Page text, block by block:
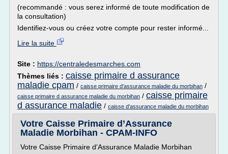
(recommandé : vous serez informé de toute modification de
la consultation)
Identifiez-vous ou créez votre compte pour rester informé...
Lire la suite
Site : https://centraledesmarches.com
Thèmes liés : caisse primaire d assurance
maladie cpam / caisse primaire d'assurance maladie du morbihan /
caisse primaire d assurance maladie du morbihan / caisse primaire
d assurance maladie / caisse d'assurance maladie du morbihan
Votre Caisse Primaire d’Assurance
Maladie Morbihan - CPAM-INFO
Votre Caisse Primaire d'Assurance Maladie Morbihan